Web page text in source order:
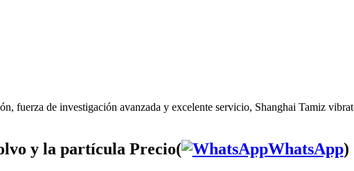
fuerza de investigación avanzada y excelente servicio, Shanghai Tamiz
y la partícula Precio( WhatsApp)